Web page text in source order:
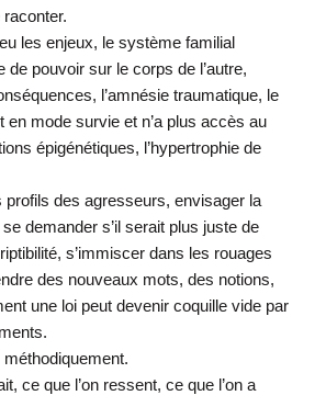
les enjeux, le système familial
de pouvoir sur le corps de l’autre,
l’amnésie traumatique, le
en mode survie et n’a plus accès au
épigénétiques, l’hypertrophie de
profils des agresseurs, envisager la
demander s’il serait plus juste de
s’immiscer dans les rouages
des nouveaux mots, des notions,
une loi peut devenir coquille vide par
ce que l’on ressent, ce que l’on a